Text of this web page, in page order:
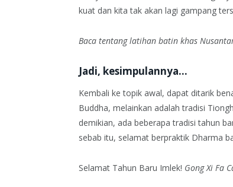
kuat dan kita tak akan lagi gampang
Baca tentang latihan batin khas
Jadi, kesimpulannya…
Kembali ke topik awal, dapat ditarik
Buddha, melainkan adalah tradisi
demikian, ada beberapa tradisi tahun
sebab itu, selamat berpraktik Dharma
Selamat Tahun Baru Imlek! Gong Xi Fa